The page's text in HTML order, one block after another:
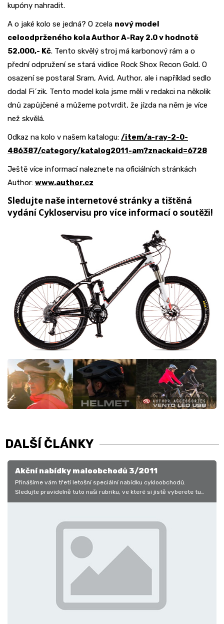
kupóny nahradit.
A o jaké kolo se jedná? O zcela nový model
celoodprženého kola Author A-Ray 2.0 v hodnotě
52.000,- Kč. Tento skvělý stroj má karbonový rám a o
přední odpružení se stará vidlice Rock Shox Recon Gold. O
osazení se postaral Sram, Avid, Author, ale i například sedlo
dodal Fi´zik. Tento model kola jsme měli v redakci na několik
dnů zapůjčené a můžeme potvrdit, že jízda na něm je více
než skvělá.
Odkaz na kolo v našem katalogu: /item/a-ray-2-0-
486387/category/katalog2011-am?znackaid=6728
Ještě více informací naleznete na oficiálních stránkách
Author: www.author.cz
Sledujte naše internetové stránky a tištěná
vydání Cykloservisu pro více informací o soutěži!
DALŠÍ ČLÁNKY
Akční nabídky maloobchodů 3/2011
Přinášíme vám třetí letošní speciální nabídku cykloobchodů.
Sledujte pravidelně tuto naši rubriku, ve které si jistě vyberete tu
nejlepší…